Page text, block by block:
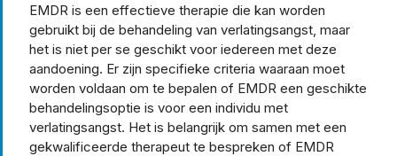
EMDR is een effectieve therapie die kan worden
gebruikt bij de behandeling van verlatingsangst, maar
het is niet per se geschikt voor iedereen met deze
aandoening. Er zijn specifieke criteria waaraan moet
worden voldaan om te bepalen of EMDR een geschikte
behandelingsoptie is voor een individu met
verlatingsangst. Het is belangrijk om samen met een
gekwalificeerde therapeut te bespreken of EMDR